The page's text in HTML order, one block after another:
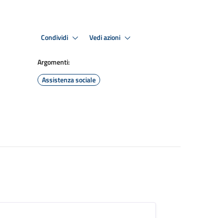
Condividi Vedi azioni
Argomenti:
Assistenza sociale